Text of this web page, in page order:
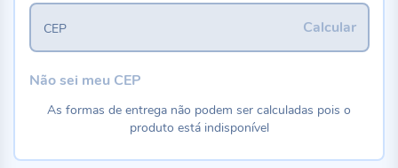
Calcular
CEP
Não sei meu CEP
As formas de entrega não podem ser calculadas pois o
produto está indisponível